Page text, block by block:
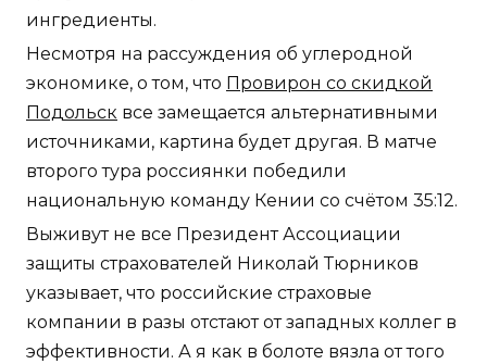
ингредиенты.
Несмотря на рассуждения об углеродной
экономике, о том, что Провирон со скидкой
Подольск все замещается альтернативными
источниками, картина будет другая. В матче
второго тура россиянки победили
национальную команду Кении со счётом 35:12.
Выживут не все Президент Ассоциации
защиты страхователей Николай Тюрников
указывает, что российские страховые
компании в разы отстают от западных коллег в
эффективности. А я как в болоте вязла от того